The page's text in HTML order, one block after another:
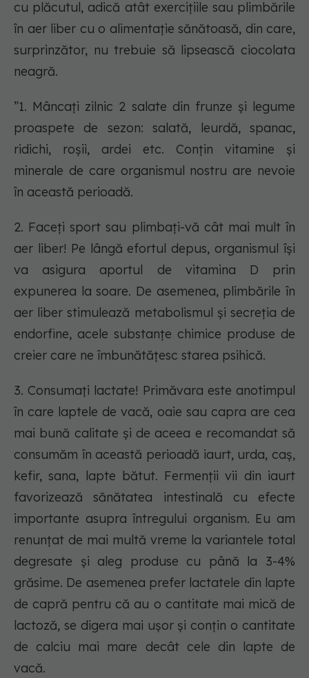
cu plăcutul, adică atât exercițiile sau plimbările
în aer liber cu o alimentație sănătoasă, din care,
surprinzător, nu trebuie să lipsească ciocolata
neagră.
”1. Mâncați zilnic 2 salate din frunze și legume
proaspete de sezon: salată, leurdă, spanac,
ridichi, roșii, ardei etc. Conțin vitamine și
minerale de care organismul nostru are nevoie
în această perioadă.
2. Faceți sport sau plimbați-vă cât mai mult în
aer liber! Pe lângă efortul depus, organismul își
va asigura aportul de vitamina D prin
expunerea la soare. De asemenea, plimbările în
aer liber stimulează metabolismul și secreția de
endorfine, acele substanțe chimice produse de
creier care ne îmbunătățesc starea psihică.
3. Consumați lactate! Primăvara este anotimpul
în care laptele de vacă, oaie sau capra are cea
mai bună calitate și de aceea e recomandat să
consumăm în această perioadă iaurt, urda, caș,
kefir, sana, lapte bătut. Fermenții vii din iaurt
favorizează sănătatea intestinală cu efecte
importante asupra întregului organism. Eu am
renunțat de mai multă vreme la variantele total
degresate și aleg produse cu până la 3-4%
grăsime. De asemenea prefer lactatele din lapte
de capră pentru că au o cantitate mai mică de
lactoză, se digera mai ușor și conțin o cantitate
de calciu mai mare decât cele din lapte de
vacă.